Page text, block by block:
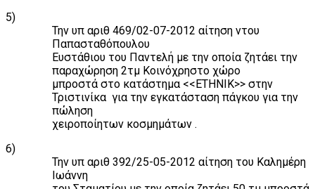
5)
Την υπ αριθ 469/02-07-2012 αίτηση ντου
Παπασταθόπουλου
Ευστάθιου του Παντελή με την οποία ζητάει την
παραχώρηση 2τμ Κοινόχρηστο χώρο
μπροστά στο κατάστημα <<ΕΤΗΝΙΚ>> στην
Τριστινίκα για την εγκατάσταση πάγκου για την
πώληση
χειροποίητων κοσμημάτων .
6)
Την υπ αριθ 392/25-05-2012 αίτηση του Καλημέρη
Ιωάννη